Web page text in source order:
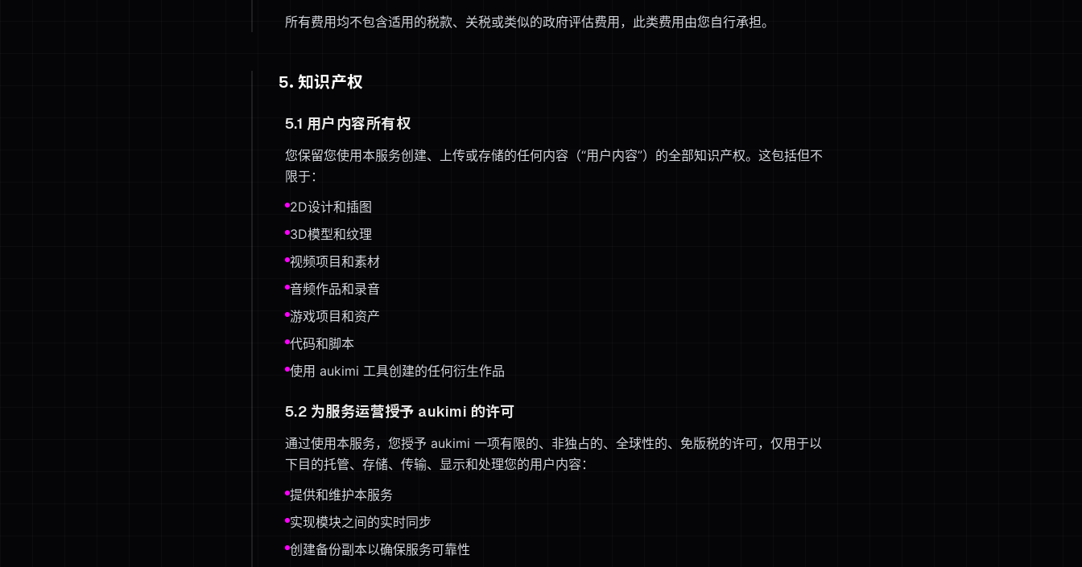
所有费用均不包含适用的税款、关税或类似的政府评估费用，此类费用由您自行承担。
5. 知识产权
5.1 用户内容所有权
您保留您使用本服务创建、上传或存储的任何内容（“用户内容”）的全部知识产权。这包括但不
限于：
2D设计和插图
3D模型和纹理
视频项目和素材
音频作品和录音
游戏项目和资产
代码和脚本
使用 aukimi 工具创建的任何衍生作品
5.2 为服务运营授予 aukimi 的许可
通过使用本服务，您授予 aukimi 一项有限的、非独占的、全球性的、免版税的许可，仅用于以
下目的托管、存储、传输、显示和处理您的用户内容：
提供和维护本服务
实现模块之间的实时同步
创建备份副本以确保服务可靠性